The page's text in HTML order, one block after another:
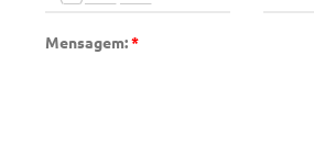
Mensagem:*